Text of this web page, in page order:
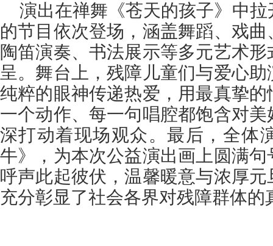
演出在禅舞《苍天的孩子》中
的节目依次登场，涵盖舞蹈、戏
陶笛演奏、书法展示等多元艺术
呈。舞台上，残障儿童们与爱心
纯粹的眼神传递热爱，用最真挚
一个动作、每一句唱腔都饱含对
深打动着现场观众。最后，全体
牛》，为本次公益演出画上圆满
呼声此起彼伏，温馨暖意与浓厚
充分彰显了社会各界对残障群体